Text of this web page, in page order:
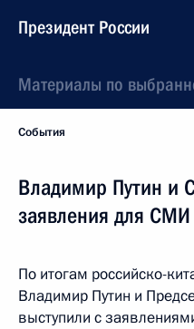
Президент России
Материалы по
События
Владимир Путин и
заявления для СМИ
По итогам российско-
Владимир Путин и
выступили с